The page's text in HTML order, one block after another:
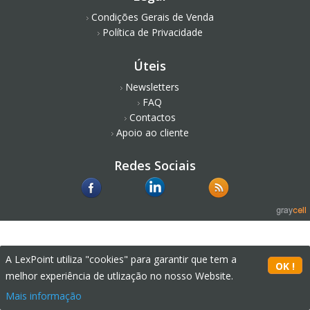
Condições Gerais de Venda
Política de Privacidade
Úteis
Newsletters
FAQ
Contactos
Apoio ao cliente
Redes Sociais
A LexPoint utiliza "cookies" para garantir que tem a
melhor experiência de utlização no nosso Website.
Mais informação